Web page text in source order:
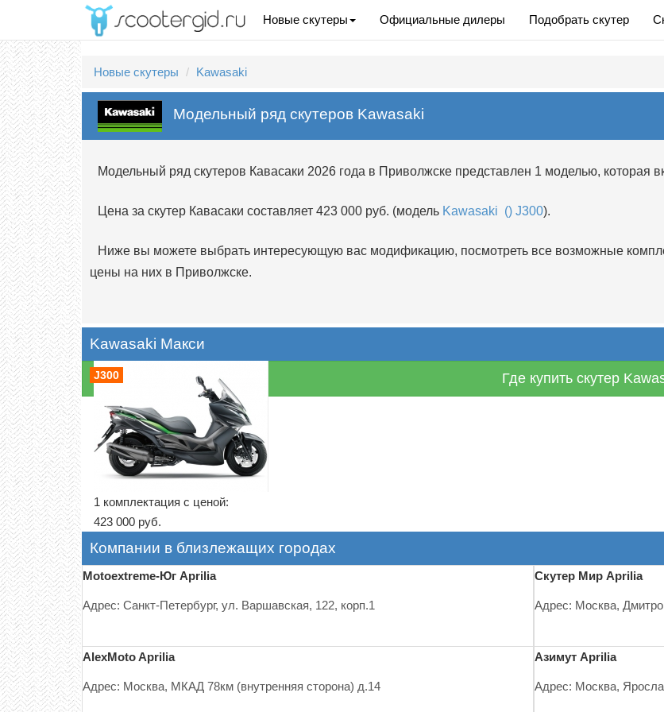
Новые скутеры Официальные дилеры Подобрать скутер
Новые скутеры Kawasaki
Модельный ряд скутеров Kawasaki
Модельный ряд скутеров Кавасаки 2026 года в Приволжске представлен 1 моделью, которая
Цена за скутер Кавасаки составляет 423 000 руб. (модель Kawasaki () J300).
Ниже вы можете выбрать интересующую вас модификацию, посмотреть все возможные
цены на них в Приволжске.
Kawasaki Макси
J300
1 комплектация с ценой:
423 000 руб.
Где купить скутер
Компании в близлежащих городах
Motoextreme-Юг Aprilia
Адрес: Санкт-Петербург, ул. Варшавская, 122, корп.1
АlexMoto Aprilia
Адрес: Москва, МКАД 78км (внутренняя сторона) д.14
Скутер Мир Aprilia
Адрес: Москва,
Азимут Aprilia
Адрес: Москва,